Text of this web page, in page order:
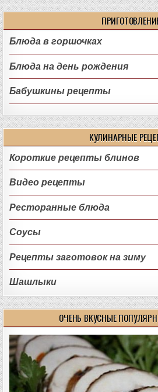
Блюда в горшочках
Блюда на день рождения
Бабушкины рецепты
КУЛИНАРНЫЕ
Короткие рецепты блинов
Видео рецепты
Ресторанные блюда
Соусы
Рецепты заготовок на зиму
Шашлыки
ОЧЕНЬ ВКУСНЫЕ